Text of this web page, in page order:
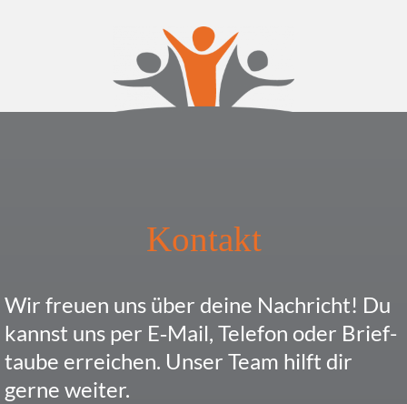
Kontakt
Wir freuen uns über deine Nach­richt! Du
kannst uns per E‑Mail, Telefon oder Brief­
taube errei­chen. Unser Team hilft dir
gerne weiter.